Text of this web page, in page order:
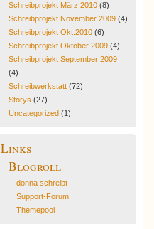
Schreibprojekt März 2010(8)
Schreibprojekt November 2009(4)
Schreibprojekt Okt.2010(6)
Schreibprojekt Oktober 2009(4)
Schreibprojekt September 2009
(4)
Schreibwerkstatt(72)
Storys (27)
Uncategorized (1)
Links
Blogroll
donna schreibt
Support-Forum
Themepool